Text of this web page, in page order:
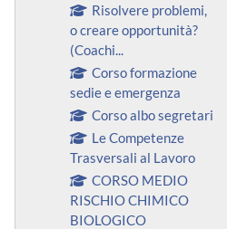
Risolvere problemi,
o creare opportunità?
(Coachi...
Corso formazione
sedie e emergenza
Corso albo segretari
Le Competenze
Trasversali al Lavoro
CORSO MEDIO
RISCHIO CHIMICO
BIOLOGICO